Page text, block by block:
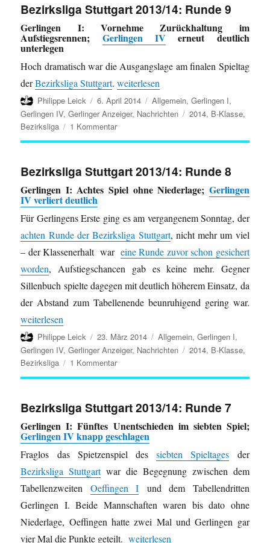
bei
der
Württembergischen
Bezirksliga Stuttgart 2013/14: Runde 9
Gerlingen I: Vornehme Zurückhaltung im
Aufstiegsrennen; Gerlingen IV erneut deutlich
unterlegen
Hoch dramatisch war die Ausgangslage am finalen Spieltag
derBezirksliga Stuttgart.„Bezirksliga Stuttgart 2013/14: Runde
weiterlesen
Autor
Philippe Leick
Veröffentlicht
am
6. April 2014 Kategorien
Allgemein,Gerlingen I,
Gerlingen IV,Gerlinger Anzeiger, Nachrichten Schlagwörter
2014, B-Klasse,
Bezirksliga
1 Kommentarzu
Bezirksliga
Runde
9
Bezirksliga Stuttgart 2013/14: Runde 8
Gerlingen I: Achtes Spiel ohne Niederlage; Gerlingen
IV verliert deutlich
Für Gerlingens Erste ging es am vergangenem Sonntag, der
achten Runde der Bezirksliga Stuttgart, nicht mehr um viel
– der Klassenerhalt war eine Runde zuvor schon gesichert
worden, Aufstiegschancen gab es keine mehr. Gegner
Sillenbuch spielte dagegen mit deutlich höherem Einsatz, da
der Abstand zum Tabellenende beunruhigend gering war.
„Bezirksliga Stuttgart 2013/14: Runde 8“
weiterlesen
Autor
Philippe Leick
Veröffentlicht
am
23. März 2014 Kategorien
Allgemein,Gerlingen I,
Gerlingen IV,Gerlinger Anzeiger, Nachrichten Schlagwörter
2014, B-Klasse,
Bezirksliga
1 Kommentarzu
Bezirksliga
Runde
8
Bezirksliga Stuttgart 2013/14: Runde 7
Gerlingen I: Fünftes Unentschieden im siebten Spiel;
Gerlingen IV knapp geschlagen
Fraglos das Spietzenspiel dessiebten Spieltages der
Bezirksliga Stuttgartwar die Begegnung zwischen dem
Tabellenzweiten Oeffingen I und dem Tabellendritten
Gerlingen I. Beide Mannschaften waren bis dato ohne
Niederlage, Oeffingen hatte zwei Mal und Gerlingen gar
vier Mal die Punkte geteilt.„Bezirksliga Stuttgart 2013/14:
weiterlesen